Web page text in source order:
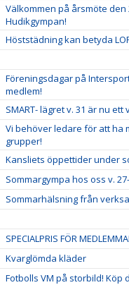
Välkommen på årsmöte
Hudikgympan!
Höststädning kan betyda
Föreningsdagar på
medlem!
SMART- lägret v. 31 är nu ett
Vi behöver ledare för att ha
grupper!
Kansliets öppettider under
Sommargympa hos oss v.
Sommarhälsning från
SPECIALPRIS FÖR
Kvarglömda kläder
Fotbolls VM på storbild! Köp